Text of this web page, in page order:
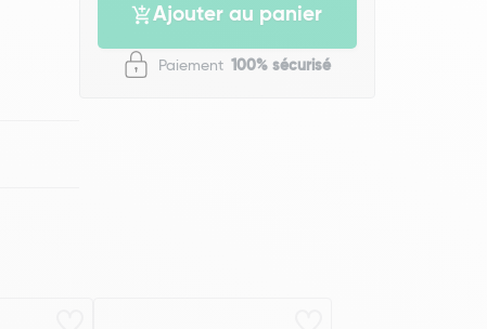
Ajouter au panier
Paiement 100% sécurisé